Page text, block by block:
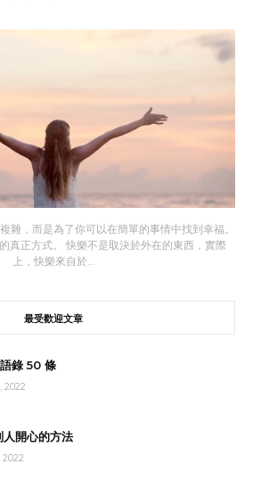
雜，而是為了你可以在簡單的事情中找到幸福。
真正方式。 快樂不是取決於外在的東西，實際
上，快樂來自於…
最受歡迎文章
錄 50 條
2022
開心的方法